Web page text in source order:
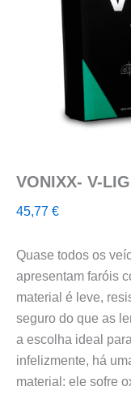
VONIXX- V-
45,77 €
Quase todos os
apresentam faróis
material é leve,
seguro do que as
a escolha ideal
infelizmente, há
material: ele sofre